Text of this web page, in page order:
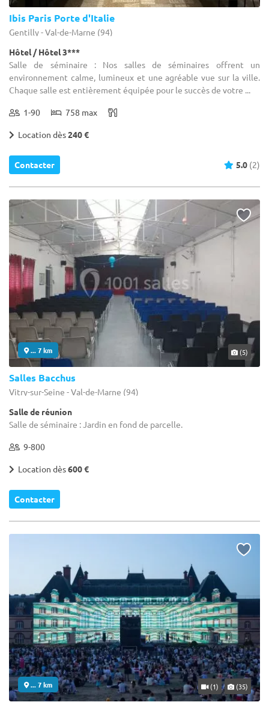
Ibis Paris Porte d'Italie
Gentilly - Val-de-Marne (94)
Hôtel / Hôtel 3***
Salle de séminaire : Nos salles de séminaires offrent un
environnement calme, lumineux et une agréable vue sur la ville.
Chaque salle est entièrement équipée pour le succès de votre ...
1-90 758 max
Location dès240 €
Contacter 5.0 (2)
... 7 km (5)
Salles Bacchus
Vitry-sur-Seine - Val-de-Marne (94)
Salle de réunion
Salle de séminaire : Jardin en fond de parcelle.
9-800
Location dès600 €
Contacter
... 7 km (1) (35)